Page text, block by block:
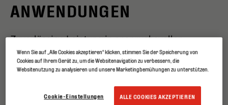
ANWENDUNGEN
Zuverlässige Leistung in anspruchsvollen
Umgebungen
Wenn Sie auf „Alle Cookies akzeptieren“ klicken, stimmen Sie der Speicherung von
Cookies auf Ihrem Gerät zu, um die Websitenavigation zu verbessern, die
Websitenutzung zu analysieren und unsere Marketingbemühungen zu unterstützen.
ALLE COOKIES AKZEPTIEREN
Cookie-Einstellungen